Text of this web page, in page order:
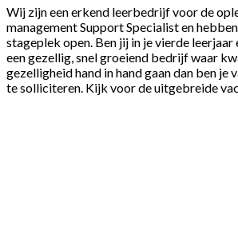
Wij zijn een erkend leerbedrijf voor de
management Support Specialist en
stageplek open. Ben jij in je vierde leerjaar
een gezellig, snel groeiend bedrijf waar
gezelligheid hand in hand gaan dan ben je
te solliciteren. Kijk voor de uitgebreide